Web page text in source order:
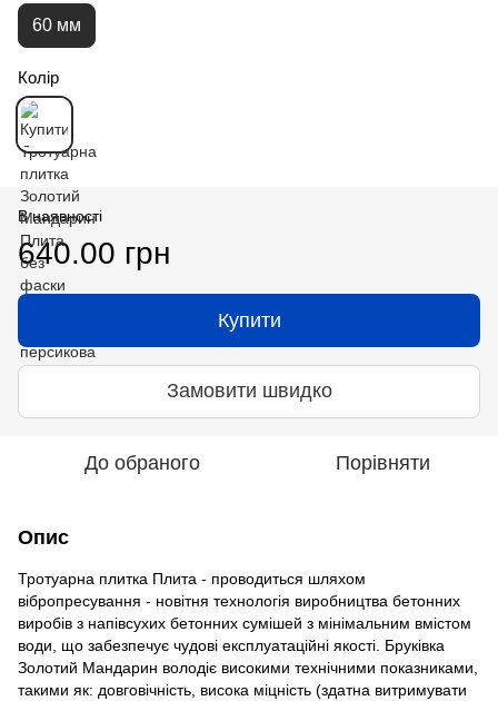
60 мм
Колір
В наявності
640.00 грн
Купити
Замовити швидко
До обраного Порівняти
Опис
Тротуарна плитка Плита - проводиться шляхом
вібропресування - новітня технологія виробництва бетонних
виробів з напівсухих бетонних сумішей з мінімальним вмістом
води, що забезпечує чудові експлуатаційні якості. Бруківка
Золотий Мандарин володіє високими технічними показниками,
такими як: довговічність, висока міцність (здатна витримувати